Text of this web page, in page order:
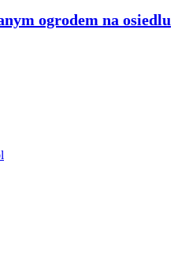
ogrodem na osiedlu